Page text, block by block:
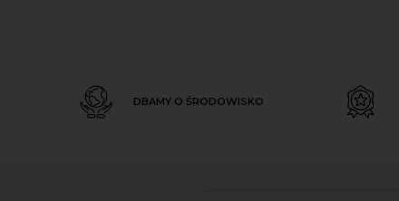
DBAMY O ŚRODOWISKO